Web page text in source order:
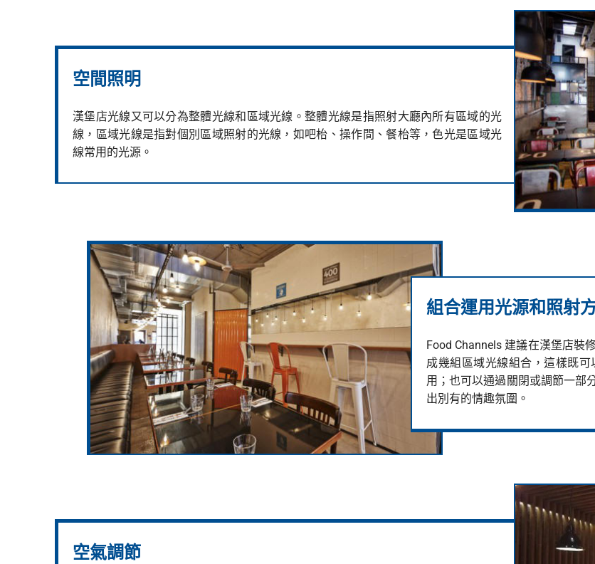
空間照明
漢堡店光線又可以分為整體光線和區域光線。整體光線是指照射大廳內所有區域的光
線，區域光線是指對個別區域照射的光線，如吧枱、操作間、餐枱等，色光是區域光
線常用的光源。
組合運用光源和照射
Food Channels 建議在漢堡店裝
成幾組區域光線組合，這樣既
用；也可以通過關閉或調節一部
出別有的情趣氛圍。
空氣調節